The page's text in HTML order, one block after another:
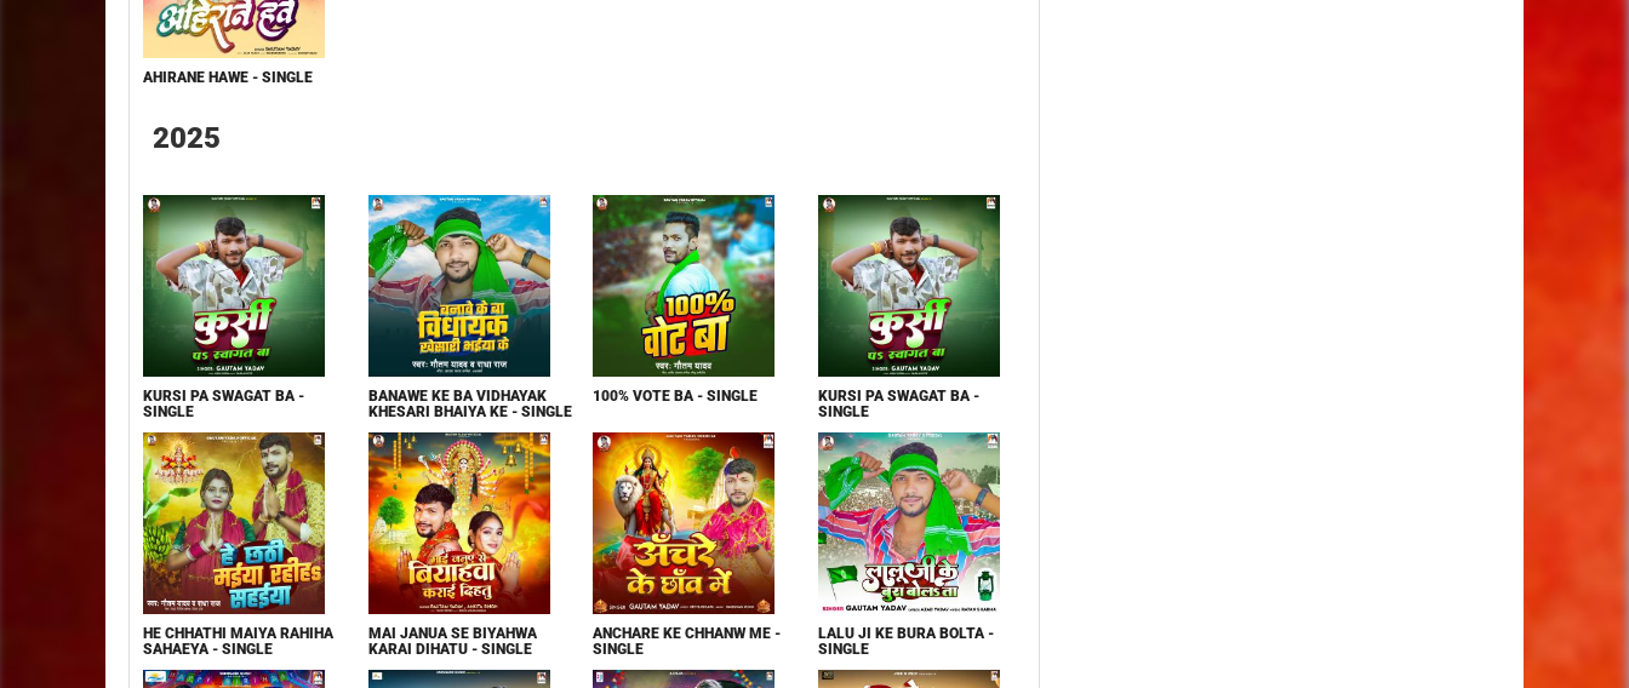
AHIRANE HAWE - SINGLE
2025
KURSI PA SWAGAT BA -
SINGLE
BANAWE KE BA VIDHAYAK
KHESARI BHAIYA KE - SINGLE
100% VOTE BA - SINGLE
KURSI PA SWAGAT BA -
SINGLE
HE CHHATHI MAIYA RAHIHA
SAHAEYA - SINGLE
MAI JANUA SE BIYAHWA
KARAI DIHATU - SINGLE
ANCHARE KE CHHANW ME -
SINGLE
LALU JI KE BURA BOLTA -
SINGLE